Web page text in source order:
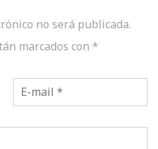
no será publicada.
marcados con *